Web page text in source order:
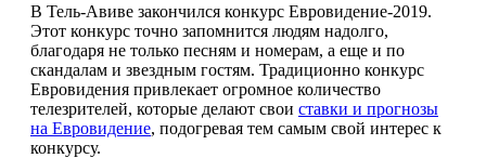
В Тель-Авиве закончился конкурс Евровидение-2019.
Этот конкурс точно запомнится людям надолго,
благодаря не только песням и номерам, а еще и по
скандалам и звездным гостям. Традиционно конкурс
Евровидения привлекает огромное количество
телезрителей, которые делают свои ставки и прогнозы
на Евровидение, подогревая тем самым свой интерес к
конкурсу.